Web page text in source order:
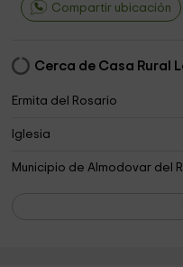
Compartir ubicación
Cerca de Casa Rural
Ermita del Rosario
Iglesia
Municipio de Almodovar del
Ayuntamiento.Cementerio